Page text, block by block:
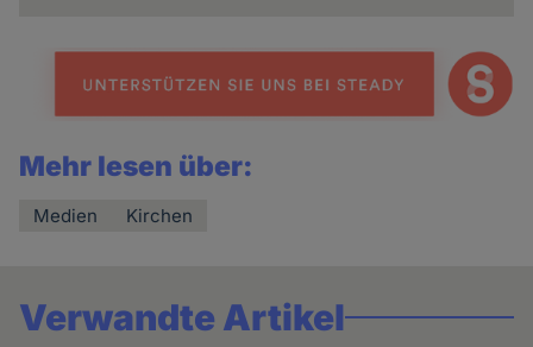
Mehr lesen über:
Medien Kirchen
Verwandte Artikel